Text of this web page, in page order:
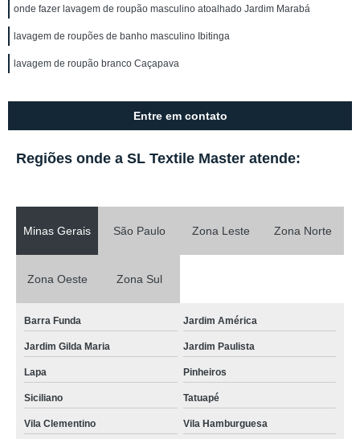
onde fazer lavagem de roupão masculino atoalhado Jardim Marabá
lavagem de roupões de banho masculino Ibitinga
lavagem de roupão branco Caçapava
Entre em contato
Regiões onde a SL Textile Master atende:
Minas Gerais São Paulo Zona Leste Zona Norte
Zona Oeste Zona Sul
Barra Funda Jardim América
Jardim Gilda Maria Jardim Paulista
Lapa Pinheiros
Siciliano Tatuapé
Vila Clementino Vila Hamburguesa